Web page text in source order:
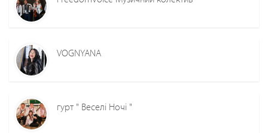
VOGNYANA
гурт " Веселі Ночі "